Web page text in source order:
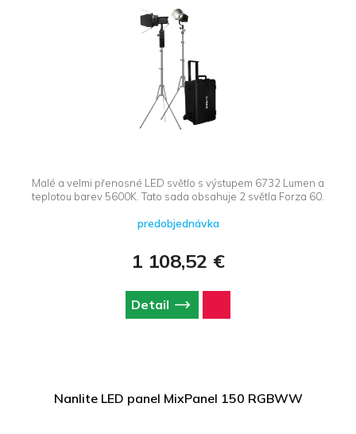
Malé a velmi přenosné LED světlo s výstupem 6732 Lumen a
teplotou barev 5600K. Tato sada obsahuje 2 světla Forza 60.
predobjednávka
1 108,52 €
Detail
Nanlite LED panel MixPanel 150 RGBWW